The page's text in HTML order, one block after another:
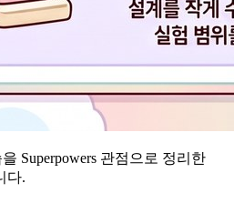
Superpowers 관점으로 정리한
다.